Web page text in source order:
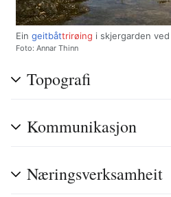
Ein geitbåttrirøing i skjergarden ved
Foto: Annar Thinn
Topografi
Kommunikasjon
Næringsverksamheit